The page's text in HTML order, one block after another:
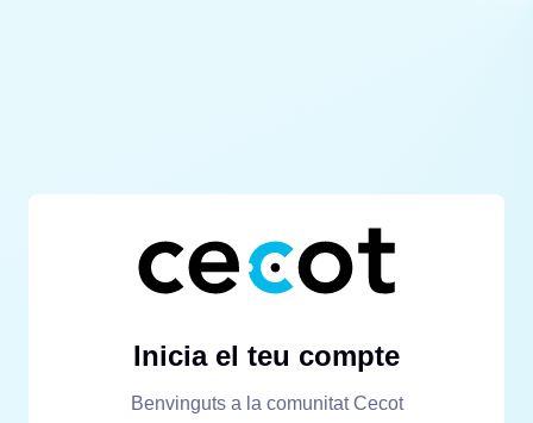
Inicia el teu compte
Benvinguts a la comunitat Cecot